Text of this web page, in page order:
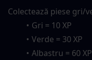
Colectează piese gri/
Gri = 10 XP
Verde = 30 XP
Albastru = 60 XP